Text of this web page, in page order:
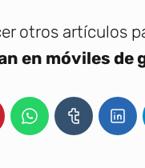
otros artículos
en móviles de